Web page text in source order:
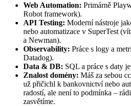
Web Automation: Primárně
Robot framework).
API Testing: Moderní nástroje
nebo automatizace v SuperTest
a Newman).
Observability: Práce s logy a
Datadog).
Data & DB: SQL a práce s daty
Znalost domény: Máš za sebou
už přičichl k bankovnictví nebo
radostí, ale není to podmínka –
zasvětíme.